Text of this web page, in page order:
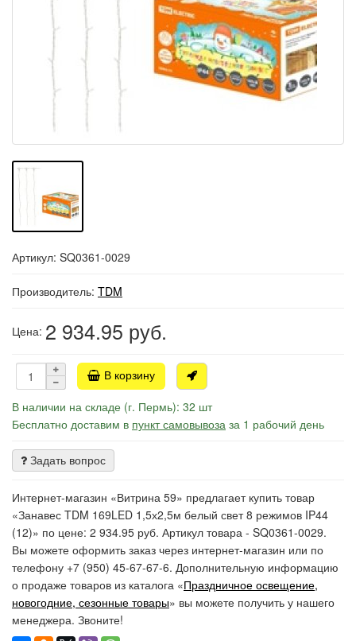
Артикул: SQ0361-0029
Производитель: TDM
Цена: 2 934.95 руб.
В корзину
В наличии на складе (г. Пермь): 32 шт
Бесплатно доставим в пункт самовывоза за 1 рабочий день
Задать вопрос
Интернет-магазин «Витрина 59» предлагает купить товар
«Занавес TDM 169LED 1,5х2,5м белый свет 8 режимов IP44
(12)» по цене: 2 934.95 руб. Артикул товара - SQ0361-0029.
Вы можете оформить заказ через интернет-магазин или по
телефону +7 (950) 45-67-67-6. Дополнительную информацию
о продаже товаров из каталога «Праздничное освещение,
новогодние, сезонные товары» вы можете получить у нашего
менеджера. Звоните!